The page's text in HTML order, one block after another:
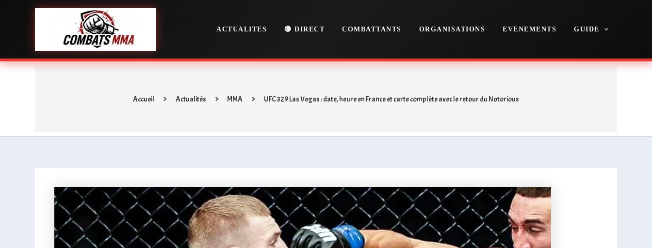
ACTUALITES 🔴 DIRECT COMBATTANTS ORGANISATIONS EVENEMENTS GUIDE
Accueil Actualités MMA UFC 329 Las Vegas : date, heure en France et carte complète avec le retour du Notorious